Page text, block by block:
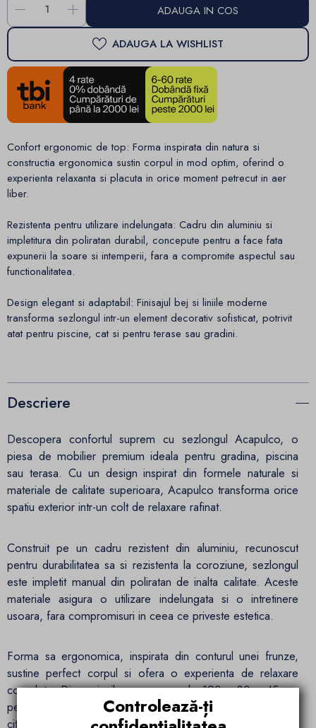
- + ADAUGA IN COS
ADAUGA LA WISHLIST
Confort ergonomic de top: Forma inspirata din natura si
constructia ergonomica sustin corpul in mod optim, oferind o
experienta relaxanta si placuta in orice moment petrecut in aer
liber.
Rezistenta pentru utilizare indelungata: Cadru din aluminiu si
impletitura din poliratan durabil, concepute pentru a face fata
expunerii la soare si intemperii, fara a compromite aspectul sau
functionalitatea.
Design elegant si adaptabil: Finisajul bej si liniile moderne
transforma sezlongul intr-un element decorativ sofisticat, potrivit
atat pentru piscine, cat si pentru terase sau gradini.
Descriere
Descopera confortul suprem cu sezlongul Acapulco, o
piesa de mobilier premium ideala pentru gradina, piscina
sau terasa. Cu un design inspirat din formele naturale si
materiale de calitate superioara, Acapulco transforma orice
spatiu exterior intr-un colt de relaxare rafinat.
Construit pe un cadru rezistent din aluminiu, recunoscut
pentru durabilitatea sa si rezistenta la coroziune, sezlongul
este impletit manual din poliratan de inalta calitate. Aceste
materiale asigura o utilizare indelungata si o intretinere
usoara, fara compromisuri in ceea ce priveste estetica.
Forma sa ergonomica, inspirata din conturul unei frunze,
sustine perfect corpul si ofera o experienta de relaxare
completa. Dimensiunile generoase de 190 x 80 x 45 cm
permit libertate de miscare si confort maxim, indiferent daca
citesti, te relaxezi la soare sau savurezi o bautura.
Controlează-ți